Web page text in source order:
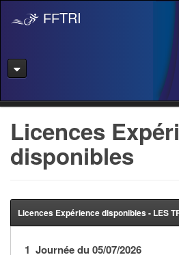
FFTRI
Pass Rentrée Bougez/Club
Licences
disponibles
Licences Expérience disponibles - LES
1 Journée du 05/07/2026